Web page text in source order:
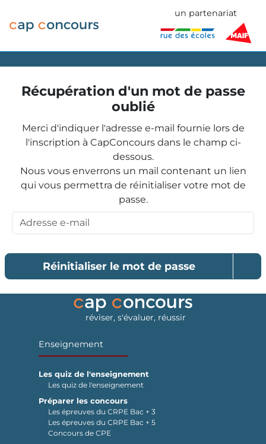
un partenariat
Récupération d'un mot de passe
oublié
Merci d'indiquer l'adresse e-mail fournie lors de
l'inscription à CapConcours dans le champ ci-
dessous.
Nous vous enverrons un mail contenant un lien
qui vous permettra de réinitialiser votre mot de
passe.
Réinitialiser le mot de passe
réviser, s'évaluer, réussir
Enseignement
Les quiz de l'enseignement
Les quiz de l'enseignement
Préparer les concours
Les épreuves du CRPE Bac + 3
Les épreuves du CRPE Bac + 5
Concours de CPE